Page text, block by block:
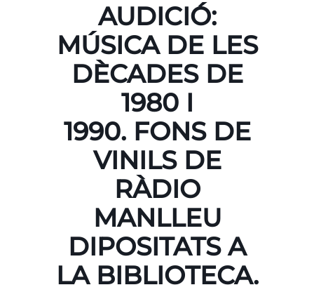
AUDICIÓ:
MÚSICA DE LES
DÈCADES DE
1980 I
1990. FONS DE
VINILS DE
RÀDIO
MANLLEU
DIPOSITATS A
LA BIBLIOTECA.